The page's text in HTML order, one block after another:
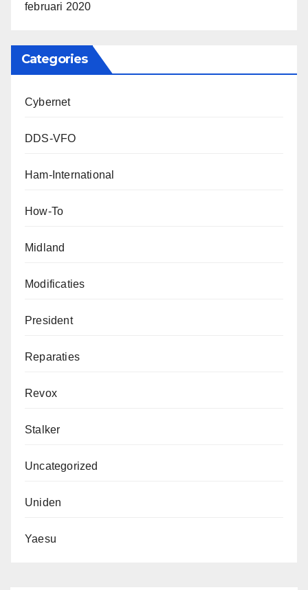
februari 2020
Categories
Cybernet
DDS-VFO
Ham-International
How-To
Midland
Modificaties
President
Reparaties
Revox
Stalker
Uncategorized
Uniden
Yaesu